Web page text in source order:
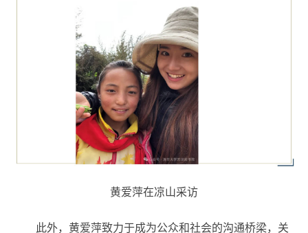
黄爱萍在凉山采访
此外，黄爱萍致力于成为公众和社会的沟通桥梁，关